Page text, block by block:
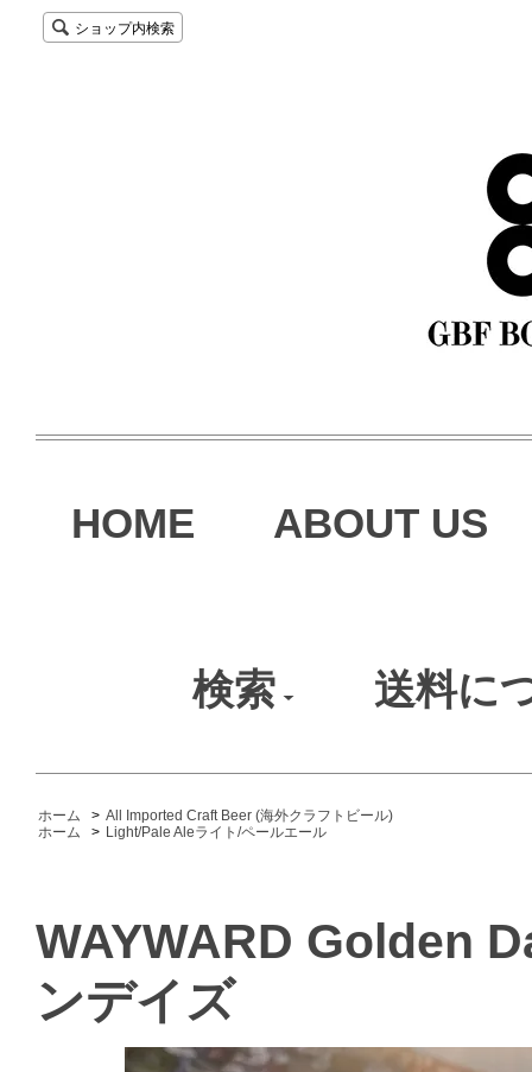
ショップ内検索
HOME ABOUT US
検索 送料に
ホーム > All Imported Craft Beer (海外クラフトビール)
ホーム
> Light/Pale Aleライト/ペールエール
WAYWARD Golden
ンデイズ